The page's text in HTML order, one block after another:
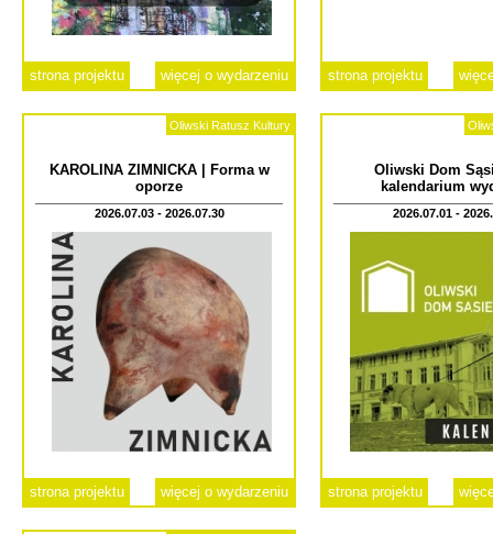
strona projektu więcej o wydarzeniu strona projektu
Oliwski Ratusz Kultury
KAROLINA ZIMNICKA | Forma w
oporze
2026.07.03 - 2026.07.30
strona projektu więcej o wydarzeniu
Oliwski Dom
kalendarium
2026.07.01 -
strona projektu